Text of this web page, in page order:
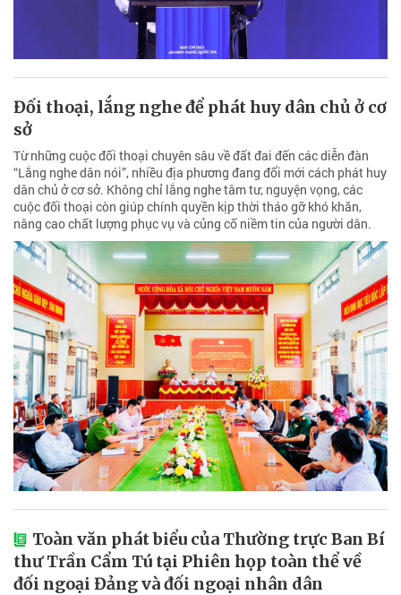
Đối thoại, lắng nghe để phát huy dân chủ ở cơ
sở
Từ những cuộc đối thoại chuyên sâu về đất đai đến các diễn đàn
“Lắng nghe dân nói”, nhiều địa phương đang đổi mới cách phát huy
dân chủ ở cơ sở. Không chỉ lắng nghe tâm tư, nguyện vọng, các
cuộc đối thoại còn giúp chính quyền kịp thời tháo gỡ khó khăn,
nâng cao chất lượng phục vụ và củng cố niềm tin của người dân.
Toàn văn phát biểu của Thường trực Ban Bí
thư Trần Cẩm Tú tại Phiên họp toàn thể về
đối ngoại Đảng và đối ngoại nhân dân